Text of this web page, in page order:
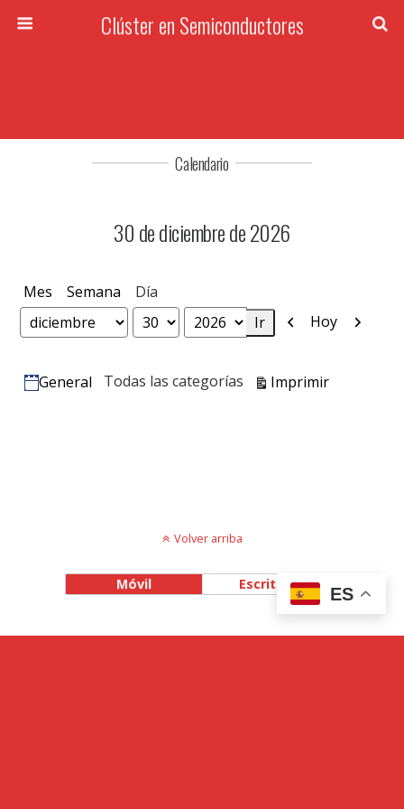
Clúster en Semiconductores
Calendario
30 de diciembre de 2026
Mes Semana Día
Mes
Día
Año
Anterior
Hoy
Categorías
General Todas las categorías ImprimirVistas
Volver arriba
Móvil Escritorio
ES